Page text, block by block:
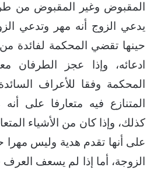
المقبوض وغير المقبوض من
يدعي الزوج أنه مهر وتدعي
حينها تقضي المحكمة لفائدة
ادعائه، وإذا عجز الطرفان
المحكمة وفقا للأعراف
المتنازع فيه متعارفا على
كذلك، وإذا كان من الأشياء
على أنها تقدم هدية وليس
الزوجة، أما إذا لم يسعف